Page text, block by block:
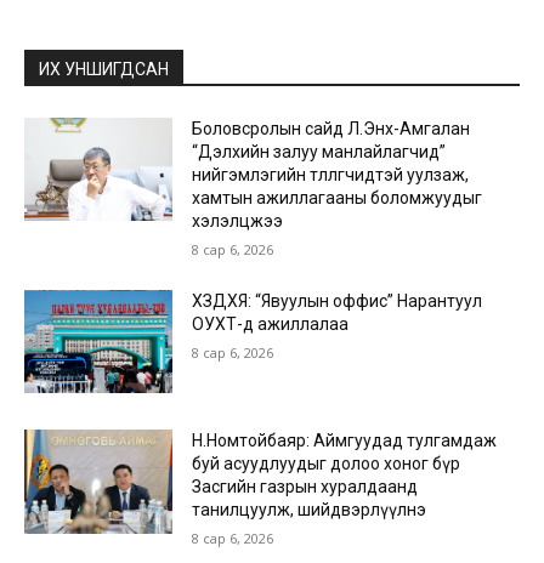
ИХ УНШИГДСАН
Боловсролын сайд Л.Энх-Амгалан
“Дэлхийн залуу манлайлагчид”
нийгэмлэгийн төлөөлөгчидтэй уулзаж,
хамтын ажиллагааны боломжуудыг
хэлэлцжээ
8 сар 6, 2026
ХЗДХЯ: “Явуулын оффис” Нарантуул
ОУХТ-д ажиллалаа
8 сар 6, 2026
Н.Номтойбаяр: Аймгуудад тулгамдаж
буй асуудлуудыг долоо хоног бүр
Засгийн газрын хуралдаанд
танилцуулж, шийдвэрлүүлнэ
8 сар 6, 2026